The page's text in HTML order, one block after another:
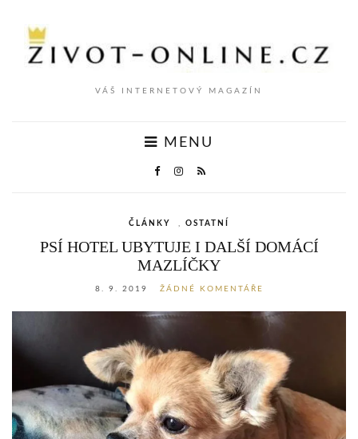
VÁŠ INTERNETOVÝ MAGAZÍN
MENU
ČLÁNKY OSTATNÍ
PSÍ HOTEL UBYTUJE I DALŠÍ DOMÁCÍ
MAZLÍČKY
8. 9. 2019 ŽÁDNÉ KOMENTÁŘE